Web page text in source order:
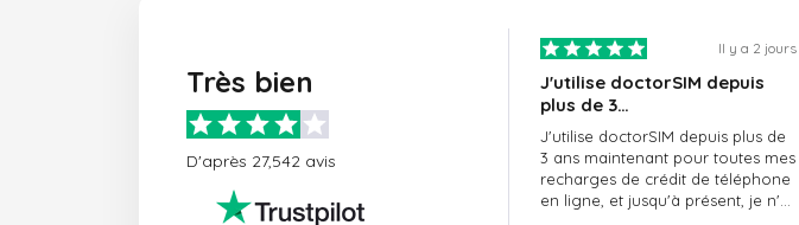
Très bien
D'après 27,542 avis
Il y a 2 jours
J'utilise doctorSIM depuis
plus de 3…
J'utilise doctorSIM depuis plus de
3 ans maintenant pour toutes mes
recharges de crédit de téléphone
en ligne, et jusqu'à présent, je n'ai